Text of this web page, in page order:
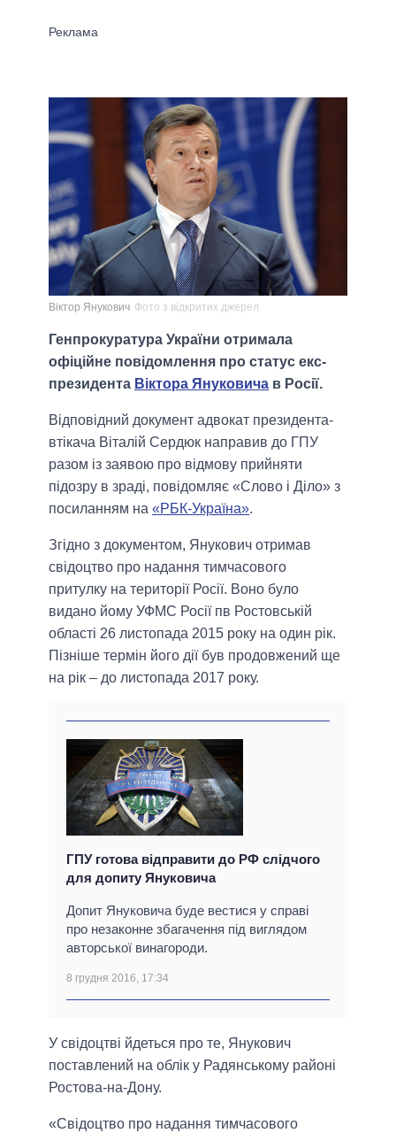
Віктор Янукович Фото з відкритих джерел
Генпрокуратура України отримала
офіційне повідомлення про статус екс-
президента Віктора Януковича в Росії.
Відповідний документ адвокат президента-
втікача Віталій Сердюк направив до ГПУ
разом із заявою про відмову прийняти
підозру в зраді, повідомляє «Слово і Діло» з
посиланням на «РБК-Україна».
Згідно з документом, Янукович отримав
свідоцтво про надання тимчасового
притулку на території Росії. Воно було
видано йому УФМС Росії пв Ростовській
області 26 листопада 2015 року на один рік.
Пізніше термін його дії був продовжений ще
на рік – до листопада 2017 року.
ГПУ готова відправити до РФ слідчого
для допиту Януковича
Допит Януковича буде вестися у справі
про незаконне збагачення під виглядом
авторської винагороди.
8 грудня 2016, 17:34
У свідоцтві йдеться про те, Янукович
поставлений на облік у Радянському районі
Ростова-на-Дону.
«Свідоцтво про надання тимчасового